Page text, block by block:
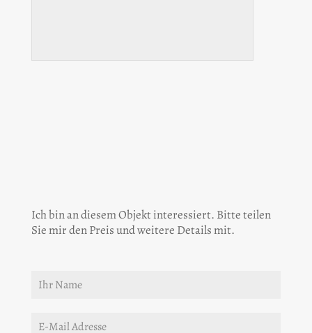
Ich bin an diesem Objekt interessiert. Bitte teilen
Sie mir den Preis und weitere Details mit.